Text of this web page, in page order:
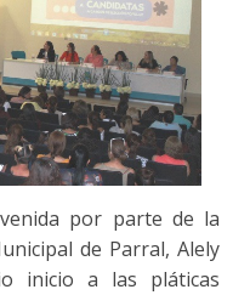
por parte de la
de Parral, Alely
inicio a las pláticas